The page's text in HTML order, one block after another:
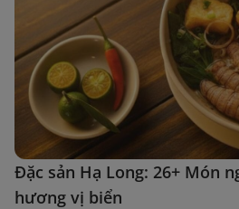
Đặc sản Hạ Long: 26+ Món
hương vị biển